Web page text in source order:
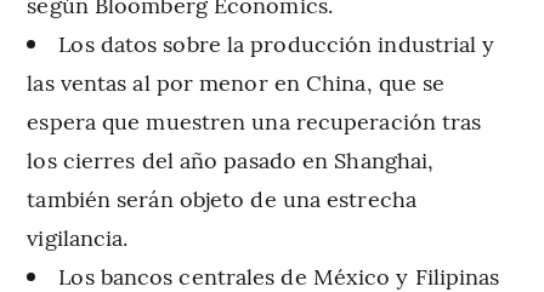
Los datos sobre la producción industrial y
las ventas al por menor en China, que se
espera que muestren una recuperación tras
los cierres del año pasado en Shanghai,
también serán objeto de una estrecha
vigilancia.
Los bancos centrales de México y Filipinas